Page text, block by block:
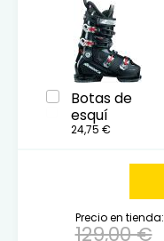
Botas de
esquí
24,75 €
Precio en tienda:
129,00 €